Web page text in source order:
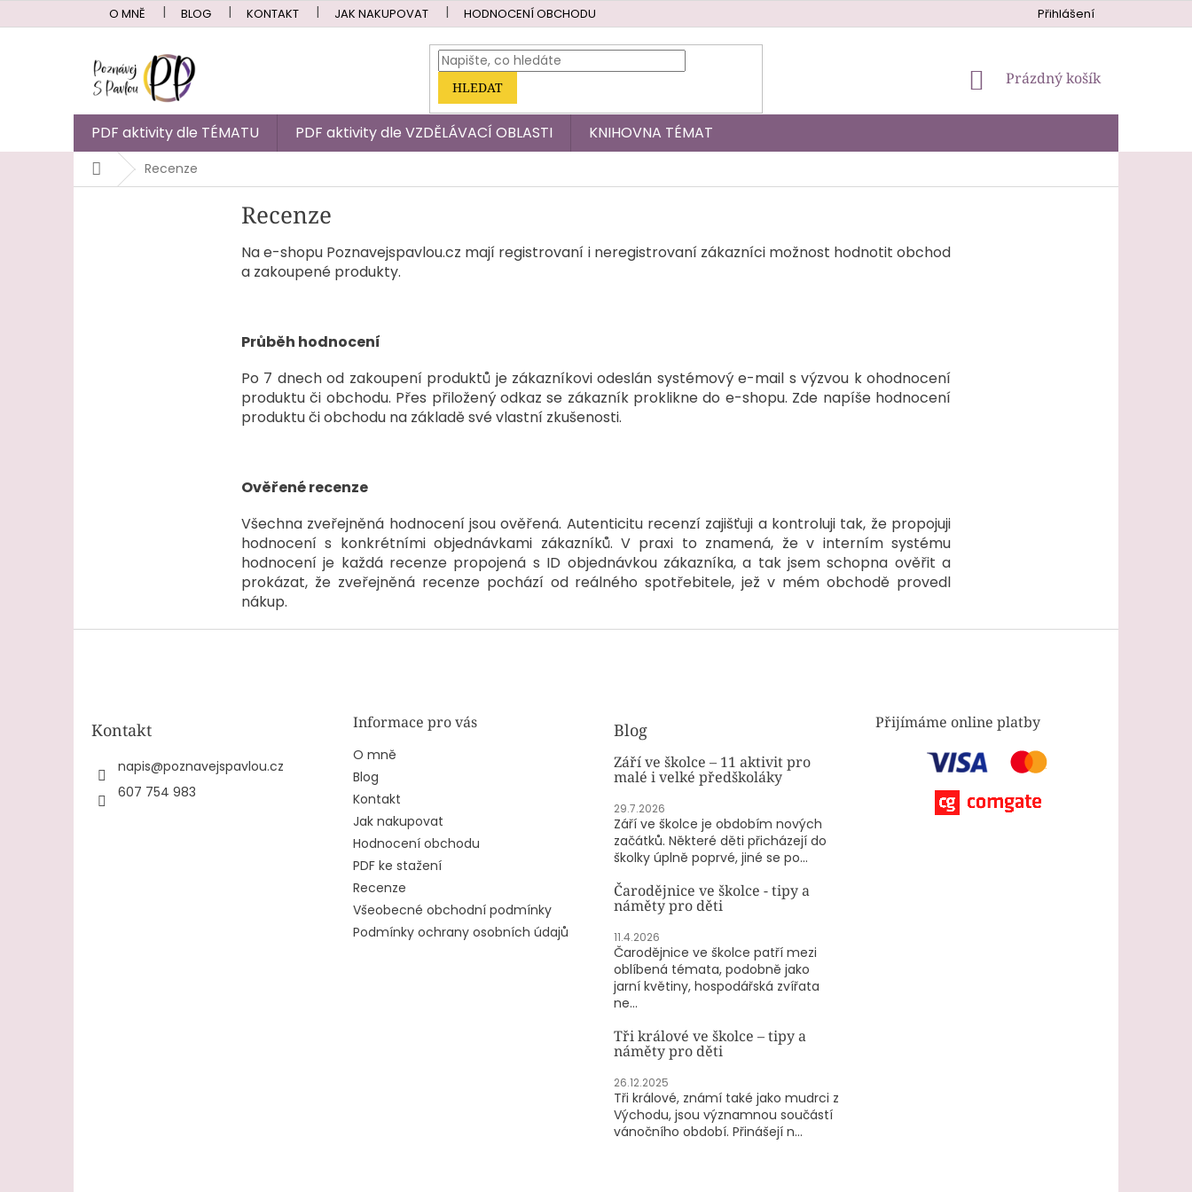
na
O MNĚ BLOG KONTAKT JAK NAKUPOVAT HODNOCENÍ OBCHODU Přihlášení
HLEDAT
NÁKUPNÍ
Prázdný košík
PDF aktivity dle TÉMATU PDF aktivity dle VZDĚLÁVACÍ OBLASTI KNIHOVNA TÉMAT
DomůRecenze
Recenze
Na e-shopu Poznavejspavlou.cz mají registrovaní i neregistrovaní zákazníci možnost hodnotit obchod
a zakoupené produkty.
Průběh hodnocení
Po 7 dnech od zakoupení produktů je zákazníkovi odeslán systémový e-mail s výzvou k ohodnocení
produktu či obchodu. Přes přiložený odkaz se zákazník proklikne do e-shopu. Zde napíše hodnocení
produktu či obchodu na základě své vlastní zkušenosti.
Ověřené recenze
Všechna zveřejněná hodnocení jsou ověřená. Autenticitu recenzí zajišťuji a kontroluji tak, že propojuji
hodnocení s konkrétními objednávkami zákazníků. V praxi to znamená, že v interním systému
hodnocení je každá recenze propojená s ID objednávkou zákazníka, a tak jsem schopna ověřit a
prokázat, že zveřejněná recenze pochází od reálného spotřebitele, jež v mém obchodě provedl
nákup.
Kontakt
napis@poznavejspavlou.cz
607 754 983
Informace pro vás
O mně
Blog
Kontakt
Jak nakupovat
Hodnocení obchodu
PDF ke stažení
Recenze
Všeobecné obchodní podmínky
Podmínky ochrany osobních údajů
Blog
Září ve školce – 11 aktivit pro
malé i velké předškoláky
29.7.2026
Září ve školce je obdobím nových
začátků. Některé děti přicházejí do
školky úplně poprvé, jiné se po...
Čarodějnice ve školce - tipy a
náměty pro děti
11.4.2026
Čarodějnice ve školce patří mezi
oblíbená témata, podobně jako
jarní květiny, hospodářská zvířata
ne...
Tři králové ve školce – tipy a
náměty pro děti
26.12.2025
Tři králové, známí také jako mudrci z
Východu, jsou významnou součástí
vánočního období. Přinášejí n...
Přijímáme online platby